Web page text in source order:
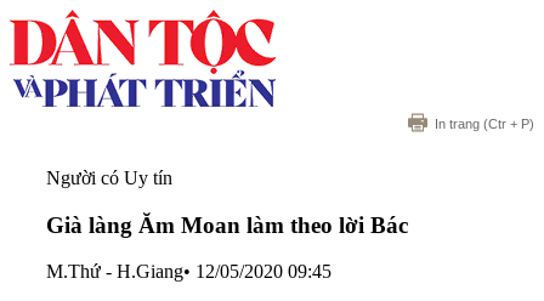
In trang (Ctr + P)
Người có Uy tín
Già làng Ăm Moan làm theo lời Bác
M.Thứ - H.Giang• 12/05/2020 09:45